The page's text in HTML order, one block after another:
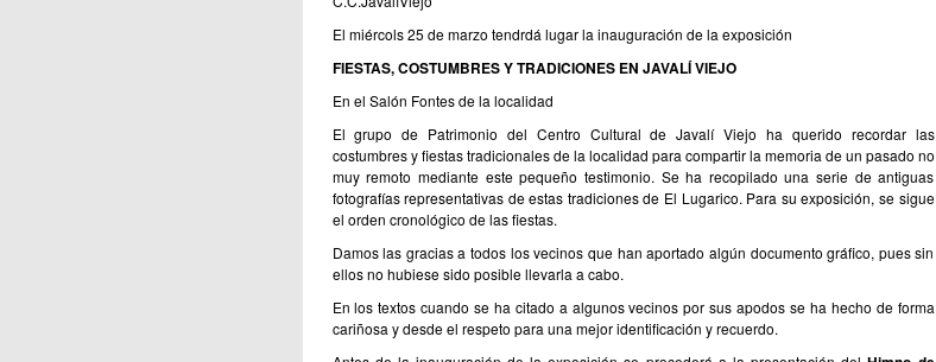
El miércols 25 de marzo tendrdá lugar la inauguración de la exposición
FIESTAS, COSTUMBRES Y TRADICIONES EN JAVALÍ VIEJO
En el Salón Fontes de la localidad
El grupo de Patrimonio del Centro Cultural de Javalí Viejo ha querido recordar las
costumbres y fiestas tradicionales de la localidad para compartir la memoria de un pasado no
muy remoto mediante este pequeño testimonio. Se ha recopilado una serie de antiguas
fotografías representativas de estas tradiciones de El Lugarico. Para su exposición, se sigue
el orden cronológico de las fiestas.
Damos las gracias a todos los vecinos que han aportado algún documento gráfico, pues sin
ellos no hubiese sido posible llevarla a cabo.
En los textos cuando se ha citado a algunos vecinos por sus apodos se ha hecho de forma
cariñosa y desde el respeto para una mejor identificación y recuerdo.